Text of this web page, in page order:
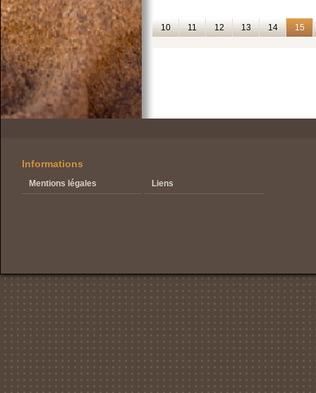
10 11 12 13 14 15
Informations
Mentions légales Liens